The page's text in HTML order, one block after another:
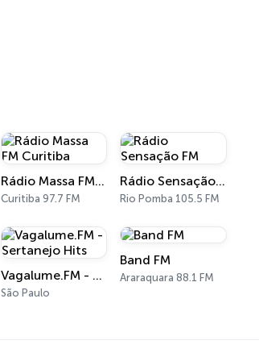
Rádio Massa FM Curitiba
Curitiba 97.7 FM
Rádio Sensação FM
Rio Pomba 105.5 FM
Vagalume.FM - Sertanejo Hits
São Paulo
Band FM
Araraquara 88.1 FM